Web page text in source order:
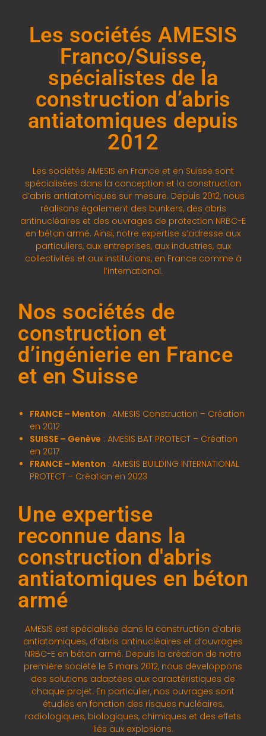
Les sociétés AMESIS
Franco/Suisse,
spécialistes de la
construction d’abris
antiatomiques depuis
2012
Les sociétés AMESIS en France et en Suisse sont
spécialisées dans la conception et la construction
d’abris antiatomiques sur mesure. Depuis 2012, nous
réalisons également des bunkers, des abris
antinucléaires et des ouvrages de protection NRBC-E
en béton armé. Ainsi, notre expertise s’adresse aux
particuliers, aux entreprises, aux industries, aux
collectivités et aux institutions, en France comme à
l’international.
Nos sociétés de
construction et
d’ingénierie en France
et en Suisse
FRANCE – Menton : AMESIS Construction – Création
en 2012
SUISSE – Genève : AMESIS BAT PROTECT – Création
en 2017
FRANCE – Menton : AMESIS BUILDING INTERNATIONAL
PROTECT – Création en 2023
Une expertise
reconnue dans la
construction d'abris
antiatomiques en béton
armé
AMESIS est spécialisée dans la construction d’abris
antiatomiques, d’abris antinucléaires et d’ouvrages
NRBC-E en béton armé. Depuis la création de notre
première société le 5 mars 2012, nous développons
des solutions adaptées aux caractéristiques de
chaque projet. En particulier, nos ouvrages sont
étudiés en fonction des risques nucléaires,
radiologiques, biologiques, chimiques et des effets
liés aux explosions.